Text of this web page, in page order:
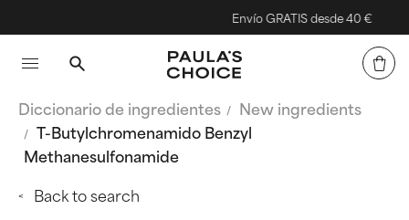
Envío GRATIS desde 40 €
Diccionario de ingredientes
New ingredients
T-Butylchromenamido Benzyl
Methanesulfonamide
Back to search